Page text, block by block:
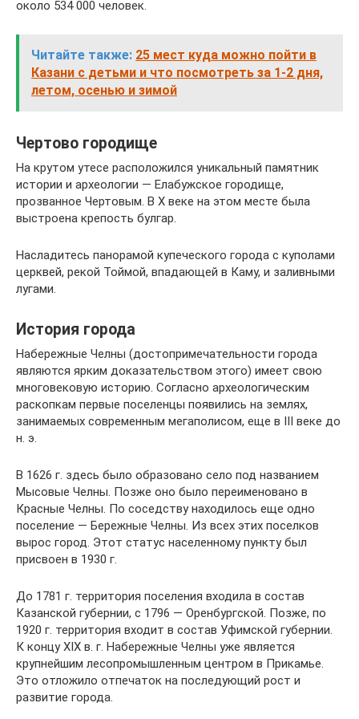
около 534 000 человек.
Читайте также: 25 мест куда можно пойти в
Казани с детьми и что посмотреть за 1-2 дня,
летом, осенью и зимой
Чертово городище
На крутом утесе расположился уникальный памятник
истории и археологии — Елабужское городище,
прозванное Чертовым. В X веке на этом месте была
выстроена крепость булгар.
Насладитесь панорамой купеческого города с куполами
церквей, рекой Тоймой, впадающей в Каму, и заливными
лугами.
История города
Набережные Челны (достопримечательности города
являются ярким доказательством этого) имеет свою
многовековую историю. Согласно археологическим
раскопкам первые поселенцы появились на землях,
занимаемых современным мегаполисом, еще в III веке до
н. э.
В 1626 г. здесь было образовано село под названием
Мысовые Челны. Позже оно было переименовано в
Красные Челны. По соседству находилось еще одно
поселение — Бережные Челны. Из всех этих поселков
вырос город. Этот статус населенному пункту был
присвоен в 1930 г.
До 1781 г. территория поселения входила в состав
Казанской губернии, с 1796 — Оренбургской. Позже, по
1920 г. территория входит в состав Уфимской губернии.
К концу XIX в. г. Набережные Челны уже является
крупнейшим лесопромышленным центром в Прикамье.
Это отложило отпечаток на последующий рост и
развитие города.